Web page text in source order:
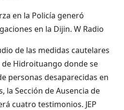
en la Policía generó
en la Dijin. W Radio
de las medidas cautelares
Hidroituango donde se
personas desaparecidas en
la Sección de Ausencia de
cuatro testimonios. JEP